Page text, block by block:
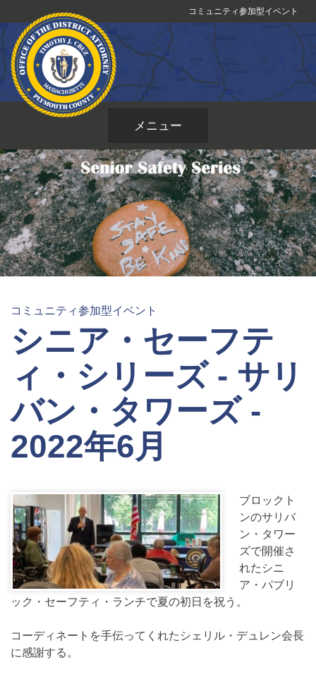
ン
テ
ツ
プ
コミュニティ参加型イベント
メニュー
コミュニティ参加型イベント
シニア・セーフテ
ィ・シリーズ - サリ
バン・タワーズ -
2022年6月
ブロックト
ンのサリバ
ン・タワー
ズで開催さ
れたシニ
ア・パブリ
ック・セーフティ・ランチで夏の初日を祝う。
コーディネートを手伝ってくれたシェリル・デュレン会長
に感謝する。